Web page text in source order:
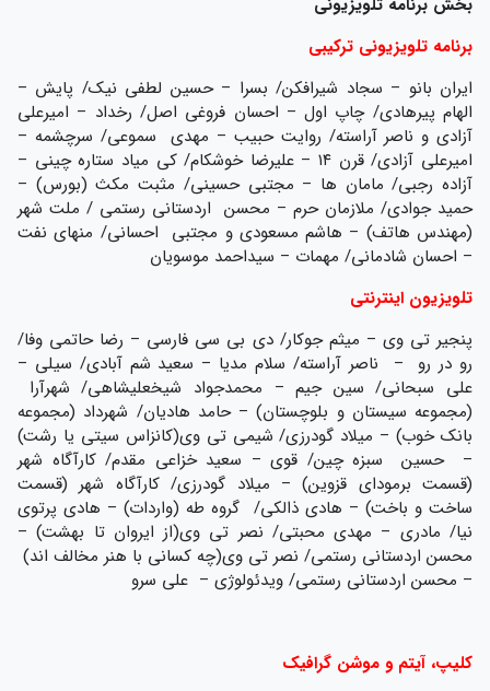
بخش برنامه تلویزیونی
برنامه تلویزیونی ترکیبی
ایران بانو – سجاد شیرافکن/ بسرا – حسین لطفی نیک/ پایش –
الهام پیرهادی/ چاپ اول – احسان فروغی اصل/ رخداد – امیرعلی
آزادی و ناصر آراسته/ روایت حبیب – مهدی سموعی/ سرچشمه –
امیرعلی آزادی/ قرن ۱۴ – علیرضا خوشکام/ کی میاد ستاره چینی –
آزاده رجبی/ مامان ها – مجتبی حسینی/ مثبت مکث (بورس) –
حمید جوادی/ ملازمان حرم – محسن اردستانی رستمی / ملت شهر
(مهندس هاتف) – هاشم مسعودی و مجتبی احسانی/ منهای نفت
– احسان شادمانی/ مهمات – سیداحمد موسویان
تلویزیون اینترنتی
پنجیر تی وی – میثم جوکار/ دی بی سی فارسی – رضا حاتمی وفا/
رو در رو – ناصر آراسته/ سلام مدیا – سعید شم آبادی/ سیلی –
علی سبحانی/ سین جیم – محمدجواد شیخعلیشاهی/ شهرآرا
(مجموعه سیستان و بلوچستان) – حامد هادیان/ شهرداد (مجموعه
بانک خوب) – میلاد گودرزی/ شیمی تی وی(کانزاس سیتی یا رشت)
– حسین سبزه چین/ قوی – سعید خزاعی مقدم/ کارآگاه شهر
(قسمت برمودای قزوین) – میلاد گودرزی/ کارآگاه شهر (قسمت
ساخت و باخت) – هادی ذالکی/ گروه طه (واردات) – هادی پرتوی
نیا/ مادری – مهدی محبتی/ نصر تی وی(از ایروان تا بهشت) –
محسن اردستانی رستمی/ نصر تی وی(چه کسانی با هنر مخالف اند)
– محسن اردستانی رستمی/ ویدئولوژی – علی سرو
کلیپ، آیتم و موشن گرافیک